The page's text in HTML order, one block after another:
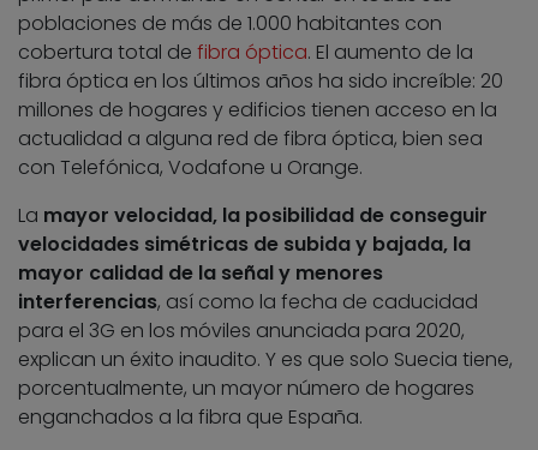
poblaciones de más de 1.000 habitantes con
cobertura total de fibra óptica. El aumento de la
fibra óptica en los últimos años ha sido increíble: 20
millones de hogares y edificios tienen acceso en la
actualidad a alguna red de fibra óptica, bien sea
con Telefónica, Vodafone u Orange.
La mayor velocidad, la posibilidad de conseguir
velocidades simétricas de subida y bajada, la
mayor calidad de la señal y menores
interferencias, así como la fecha de caducidad
para el 3G en los móviles anunciada para 2020,
explican un éxito inaudito. Y es que solo Suecia tiene,
porcentualmente, un mayor número de hogares
enganchados a la fibra que España.